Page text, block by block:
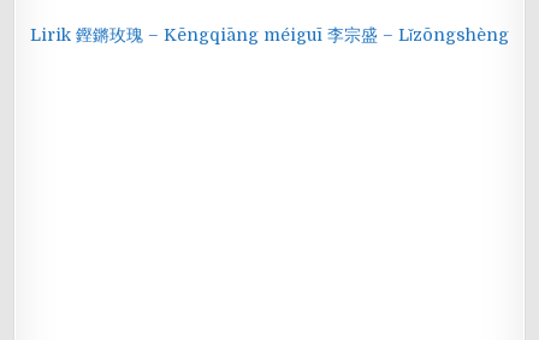
Lirik 鏗鏘玫瑰 – Kēngqiāng méiguī 李宗盛 – Lǐzōngshèng